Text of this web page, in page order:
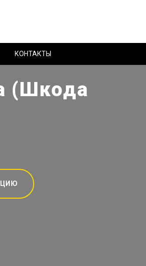
КОНТАКТЫ
(Шкода